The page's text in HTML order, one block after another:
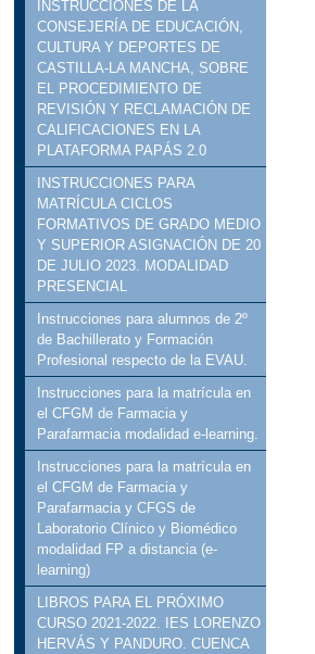
INSTRUCCIONES DE LA
CONSEJERÍA DE EDUCACIÓN,
CULTURA Y DEPORTES DE
CASTILLA-LA MANCHA, SOBRE
EL PROCEDIMIENTO DE
REVISIÓN Y RECLAMACIÓN DE
CALIFICACIONES EN LA
PLATAFORMA PAPÁS 2.0
INSTRUCCIONES PARA
MATRÍCULA CICLOS
FORMATIVOS DE GRADO MEDIO
Y SUPERIOR ASIGNACIÓN DE 20
DE JULIO 2023. MODALIDAD
PRESENCIAL
Instrucciones para alumnos de 2º
de Bachillerato y Formación
Profesional respecto de la EVAU.
Instrucciones para la matrícula en
el CFGM de Farmacia y
Parafarmacia modalidad e-learning.
Instrucciones para la matrícula en
el CFGM de Farmacia y
Parafarmacia y CFGS de
Laboratorio Clínico y Biomédico
modalidad FP a distancia (e-
learning)
LIBROS PARA EL PRÓXIMO
CURSO 2021-2022. IES LORENZO
HERVÁS Y PANDURO. CUENCA